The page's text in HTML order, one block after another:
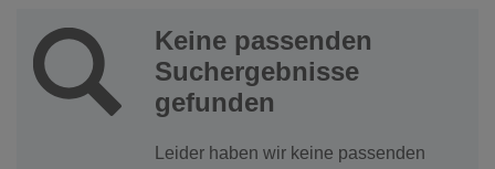
Keine passenden
Suchergebnisse
gefunden
Leider haben wir keine passenden